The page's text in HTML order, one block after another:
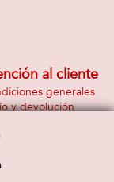
al cliente
generales
y devolución